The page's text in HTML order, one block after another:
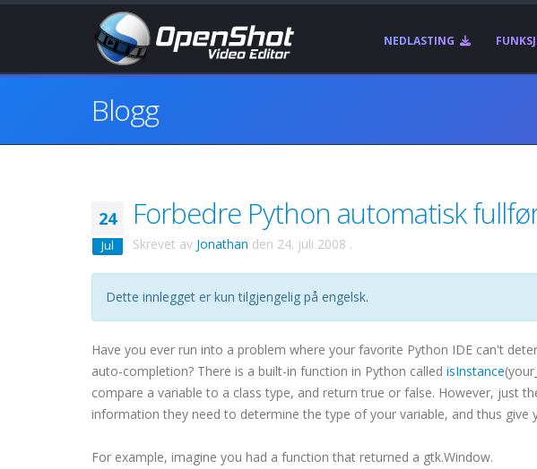
NEDLASTING
Blogg
24
Jul
Forbedre Python automatisk
Skrevet av Jonathan den 24. juli 2008 .
Dette innlegget er kun tilgjengelig på engelsk.
Have you ever run into a problem where your favorite Python IDE can't
auto-completion? There is a built-in function in Python called isInstance
compare a variable to a class type, and return true or false. However, just
information they need to determine the type of your variable, and thus give
For example, imagine you had a function that returned a gtk.Window.